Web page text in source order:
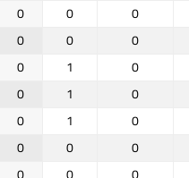
0 0 0
0 0 0
0 1 0
0 1 0
0 1 0
0 0 0